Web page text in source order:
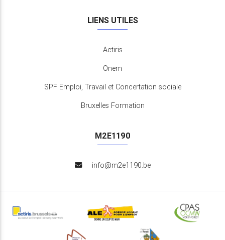
LIENS UTILES
Actiris
Onem
SPF Emploi, Travail et Concertation sociale
Bruxelles Formation
M2E1190
info@m2e1190.be